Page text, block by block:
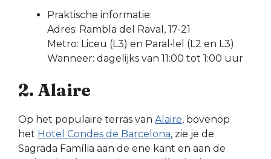
Praktische informatie:
Adres: Rambla del Raval, 17-21
Metro: Liceu (L3) en Paral•lel (L2 en L3)
Wanneer: dagelijks van 11:00 tot 1:00 uur
2. Alaire
Op het populaire terras van Alaire, bovenop
het Hotel Condes de Barcelona, zie je de
Sagrada Família aan de ene kant en aan de